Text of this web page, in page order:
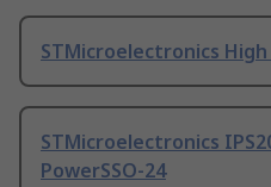
STMicroelectronics High
STMicroelectronics
PowerSSO-24